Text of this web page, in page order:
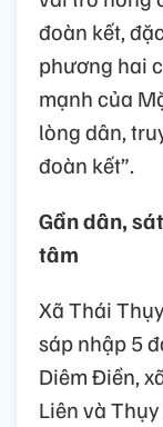
đoàn kết,
phương hai
mạnh của
lòng dân,
đoàn kết”.
Gần dân,
tâm
Xã Thái
sáp nhập 5
Diêm Điền,
Liên và